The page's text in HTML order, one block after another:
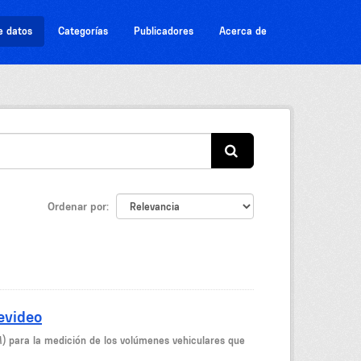
datos Categorías Publicadores Acerca de
Ordenar por
para la medición de los volúmenes vehiculares que